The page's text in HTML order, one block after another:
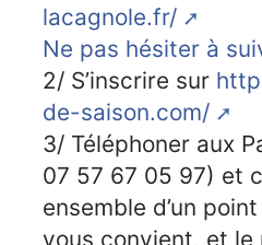
lacagnole.fr/
Ne pas hésiter à
2/ S’inscrire sur
de-saison.com/
3/ Téléphoner aux
07 57 67 05 97) et
ensemble d’un
vous convient, et le